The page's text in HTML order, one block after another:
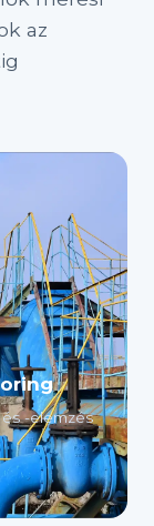
az
-elemzés